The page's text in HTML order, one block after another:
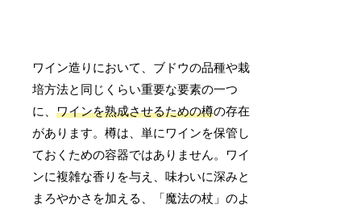
ワイン造りにおいて、ブドウの品種や栽
培方法と同じくらい重要な要素の一つ
に、ワインを熟成させるための樽の存在
があります。樽は、単にワインを保管し
ておくための容器ではありません。ワイ
ンに複雑な香りを与え、味わいに深みと
まろやかさを加える、「魔法の杖」のよ